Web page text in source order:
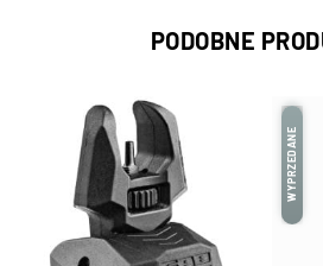
PODOBNE
WYPRZEDANE